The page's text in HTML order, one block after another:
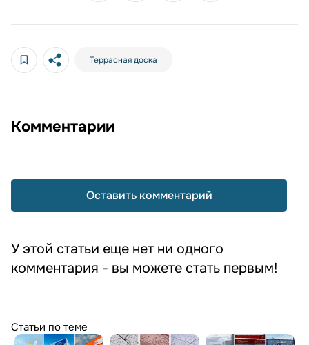
Террасная доска
Комментарии
У этой статьи еще нет ни одного
комментария - вы можете стать первым!
Оставить комментарий
Статьи по теме